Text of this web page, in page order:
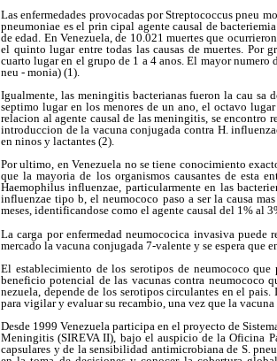
Las enfermedades provocadas por Streptococcus pneu
pneumoniae es el prin cipal agente causal de
de edad. En Venezuela, de 10.021 muertes que
el quinto lugar entre todas las causas de muertes. Por
cuarto lugar en el grupo de 1 a 4 anos. El mayor numero
neu - monia) (1).
Igualmente, las meningitis bacterianas fueron la cau sa
septimo lugar en los menores de un ano, el octavo
relacion al agente causal de las meningitis, se encontro
introduccion de la vacuna conjugada contra H.
en ninos y lactantes (2).
Por ultimo, en Venezuela no se tiene conocimiento
que la mayoria de los organismos causantes de esta
Haemophilus influenzae, particularmente en las
influenzae tipo b, el neumococo paso a ser la causa
meses, identificandose como el agente causal del 1% al
La carga por enfermedad neumococica invasiva
mercado la vacuna conjugada 7-valente y se espera que
El establecimiento de los serotipos de neumococo
beneficio potencial de las vacunas contra neumococo
nezuela, depende de los serotipos circulantes en el
para vigilar y evaluar su recambio, una vez que la vacuna
Desde 1999 Venezuela participa en el proyecto de
Meningitis (SIREVA II), bajo el auspicio de la Oficina
capsulares y de la sensibilidad antimicrobiana de S.